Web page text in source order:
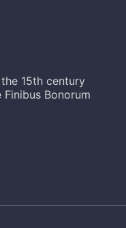
15th century
Bonorum